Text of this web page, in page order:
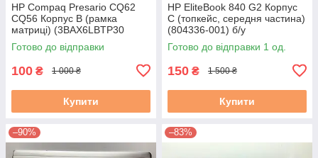
HP Compaq Presario CQ62
CQ56 Корпус B (рамка
матриці) (3BAX6LBTP30
3BAXLLBTP20) б/в
Готово до відправки
100 ₴ 1 000 ₴
Купити
HP EliteBook 840 G2 Корпус
C (топкейс, середня частина)
(804336-001) б/у
Готово до відправки 1 од.
150 ₴ 1 500 ₴
Купити
–90% –83%